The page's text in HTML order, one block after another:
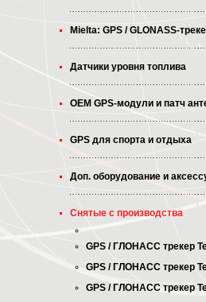
Mielta: GPS / GLONASS-
Датчики уровня топлива
OEM GPS-модули и патч
GPS для спорта и отдыха
Доп. оборудование и
Снятые с производства
GPS / ГЛОНАСС трекер
GPS / ГЛОНАСС трекер
GPS / ГЛОНАСС трекер